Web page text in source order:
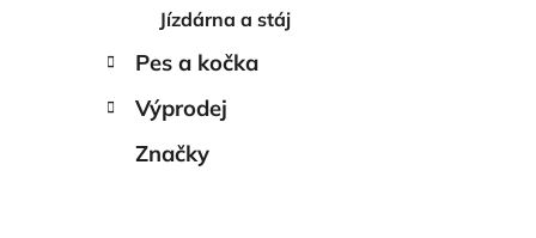
Jízdárna a stáj
Pes a kočka
Výprodej
Značky